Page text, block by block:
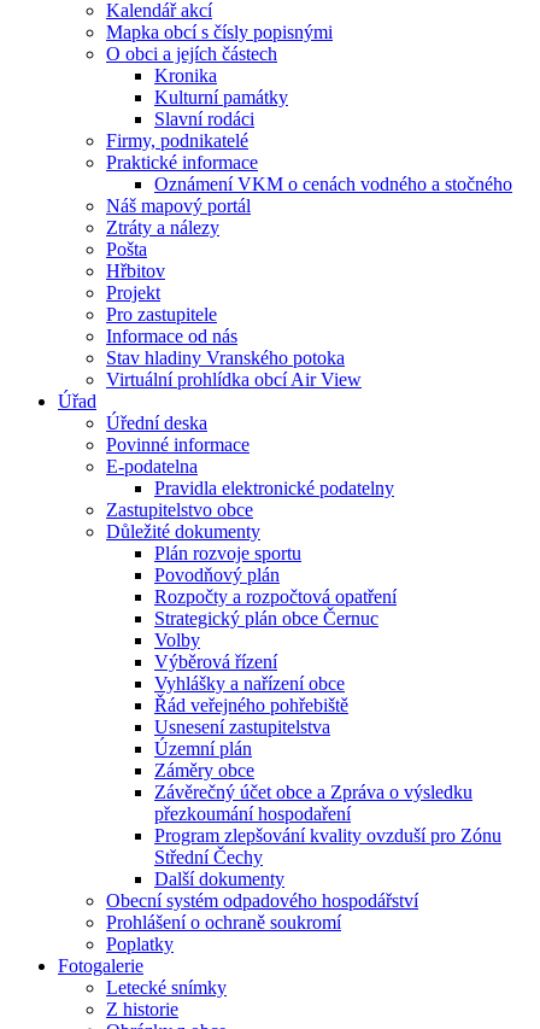
Kalendář akcí
Mapka obcí s čísly popisnými
O obci a jejích částech
Kronika
Kulturní památky
Slavní rodáci
Firmy, podnikatelé
Praktické informace
Oznámení VKM o cenách vodného a stočného
Náš mapový portál
Ztráty a nálezy
Pošta
Hřbitov
Projekt
Pro zastupitele
Informace od nás
Stav hladiny Vranského potoka
Virtuální prohlídka obcí Air View
Úřad
Úřední deska
Povinné informace
E-podatelna
Pravidla elektronické podatelny
Zastupitelstvo obce
Důležité dokumenty
Plán rozvoje sportu
Povodňový plán
Rozpočty a rozpočtová opatření
Strategický plán obce Černuc
Volby
Výběrová řízení
Vyhlášky a nařízení obce
Řád veřejného pohřebiště
Usnesení zastupitelstva
Územní plán
Záměry obce
Závěrečný účet obce a Zpráva o výsledku
přezkoumání hospodaření
Program zlepšování kvality ovzduší pro Zónu
Střední Čechy
Další dokumenty
Obecní systém odpadového hospodářství
Prohlášení o ochraně soukromí
Poplatky
Fotogalerie
Letecké snímky
Z historie